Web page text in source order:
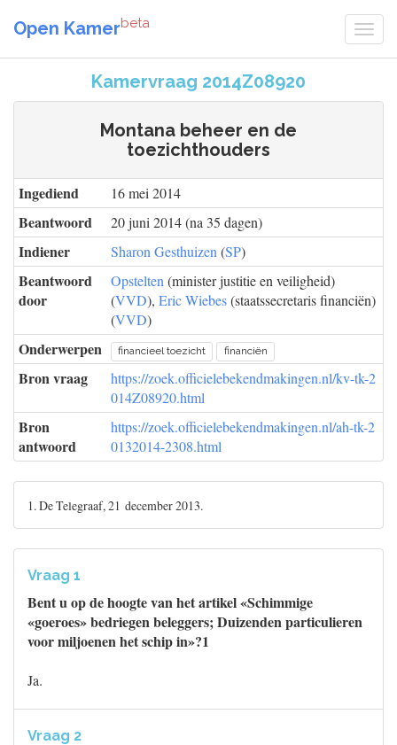
Open Kamerbeta
Kamervraag 2014Z08920
Montana beheer en de
toezichthouders
Ingediend 16 mei 2014
Beantwoord 20 juni 2014 (na 35 dagen)
Indiener Sharon Gesthuizen (SP)
Beantwoord
door
Opstelten (minister justitie en veiligheid)
(VVD), Eric Wiebes(staatssecretaris financiën)
(VVD)
Onderwerpen financieel toezicht financiën
Bron vraag
https://zoek.officielebekendmakingen.nl/kv-tk-2
014Z08920.html
Bron
antwoord
https://zoek.officielebekendmakingen.nl/ah-tk-2
0132014-2308.html
1. De Telegraaf, 21 december 2013.
Vraag 1
Bent u op de hoogte van het artikel «Schimmige
«goeroes» bedriegen beleggers; Duizenden particulieren
voor miljoenen het schip in»?1
Ja.
Vraag 2